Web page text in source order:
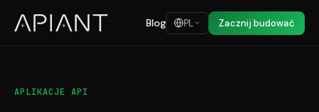
Blog PL Zacznij budować
APLIKACJE API